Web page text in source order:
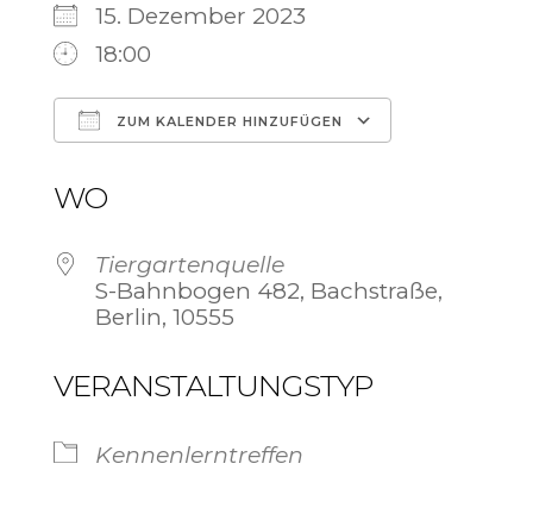
15. Dezember 2023
18:00
ZUM KALENDER HINZUFÜGEN
WO
Tiergartenquelle
S-Bahnbogen 482, Bachstraße,
Berlin, 10555
VERANSTALTUNGSTYP
Kennenlerntreffen